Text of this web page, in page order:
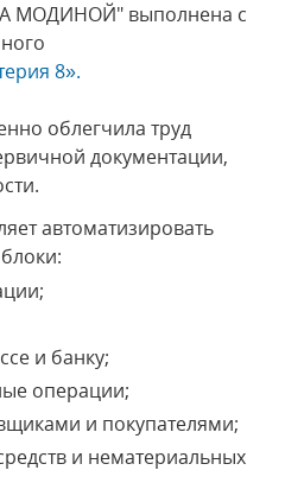
МОДИНОЙ" выполнена с
8».
облегчила труд
документации,
автоматизировать
и банку;
операции;
и покупателями;
и нематериальных